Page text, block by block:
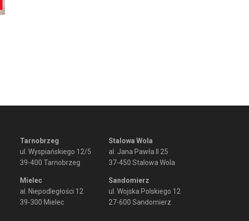
Tarnobrzeg
ul. Wyspiańskiego 12/5
39-400 Tarnobrzeg
Mielec
al. Niepodległości 12
39-300 Mielec
Stalowa Wola
al. Jana Pawła II 25
37-450 Stalowa Wola
Sandomierz
ul. Wojska Polskiego 12
27-600 Sandomierz